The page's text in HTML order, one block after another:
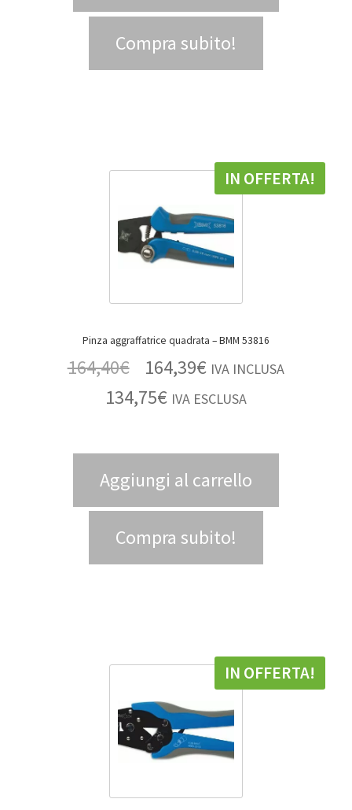
Compra subito!
Pinza aggraffatrice quadrata – BMM 53816
IN OFFERTA!
164,40€ 164,39€ IVA INCLUSA
134,75€ IVA ESCLUSA
Aggiungi al carrello
Compra subito!
IN OFFERTA!